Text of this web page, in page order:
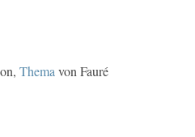
Thema von Fauré